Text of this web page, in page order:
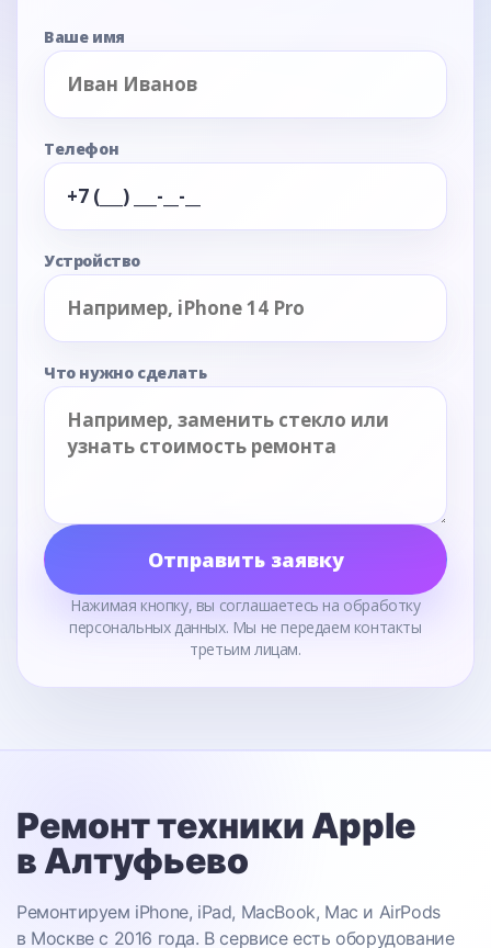
Ваше имя
Телефон
Устройство
Что нужно сделать
Отправить заявку
Нажимая кнопку, вы соглашаетесь на обработку
персональных данных. Мы не передаем контакты
третьим лицам.
Ремонт техники Apple
в Алтуфьево
Ремонтируем iPhone, iPad, MacBook, Mac и AirPods
в Москве с 2016 года. В сервисе есть оборудование